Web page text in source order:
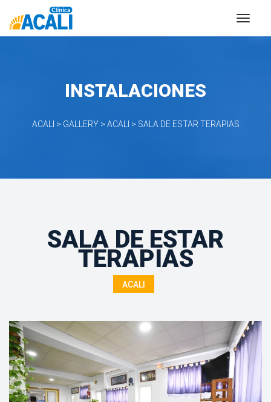
INSTALACIONES
ACALI > GALLERY > ACALI > SALA DE ESTAR TERAPIAS
SALA DE ESTAR
TERAPIAS
ACALI